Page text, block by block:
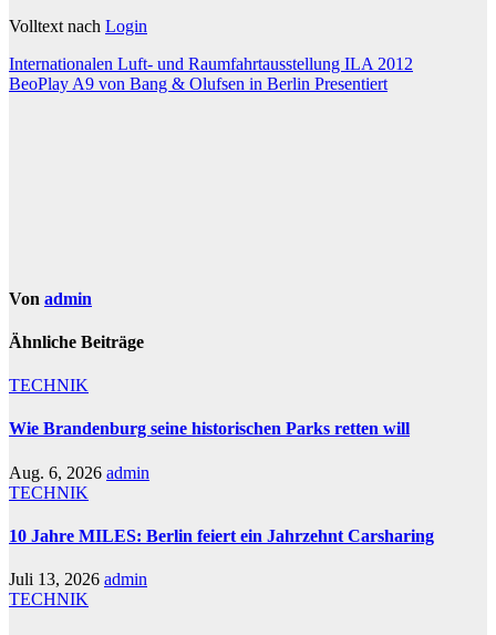
Volltext nach Login
Beitragsnavigation
Internationalen Luft- und Raumfahrtausstellung ILA 2012
BeoPlay A9 von Bang & Olufsen in Berlin Presentiert
Von admin
Ähnliche Beiträge
TECHNIK
Wie Brandenburg seine historischen Parks retten will
Aug. 6, 2026 admin
TECHNIK
10 Jahre MILES: Berlin feiert ein Jahrzehnt Carsharing
Juli 13, 2026 admin
TECHNIK